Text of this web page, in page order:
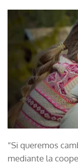
“Si queremos
mediante la